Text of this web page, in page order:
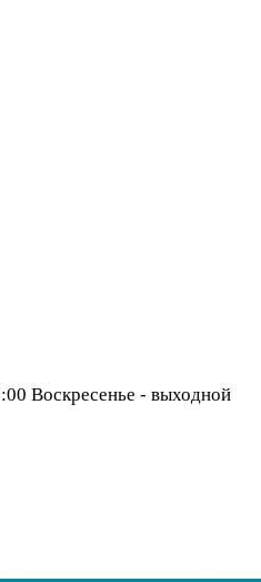
Воскресенье - выходной